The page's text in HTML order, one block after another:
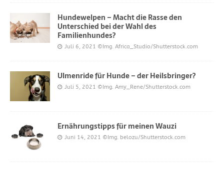
Hundewelpen – Macht die Rasse den
Unterschied bei der Wahl des
Familienhundes?
Juli 6, 2021 ©Img. Africa_Studio/Shutterstock.com
Ulmenride für Hunde – der Heilsbringer?
Juli 5, 2021 ©Img. Amy_Rene/Shutterstock.com
Ernährungstipps für meinen Wauzi
Juni 14, 2021 ©Img. belozu/Shutterstock.com